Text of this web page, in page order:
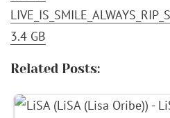
3.4 GB
Related Posts: